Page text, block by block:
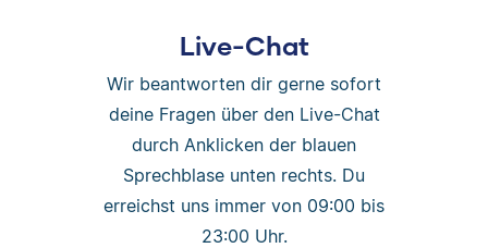
Live-Chat
Wir beantworten dir gerne sofort
deine Fragen über den Live-Chat
durch Anklicken der blauen
Sprechblase unten rechts. Du
erreichst uns immer von 09:00 bis
23:00 Uhr.